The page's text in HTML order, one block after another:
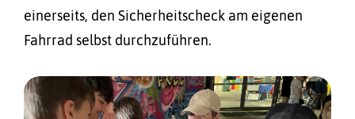
einerseits, den Sicherheitscheck am eigenen
Fahrrad selbst durchzuführen.